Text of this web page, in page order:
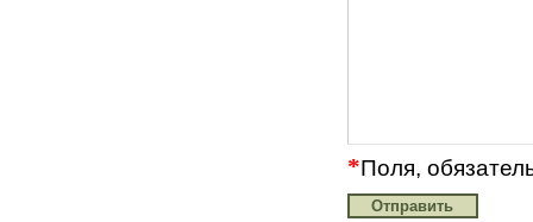
*Поля,